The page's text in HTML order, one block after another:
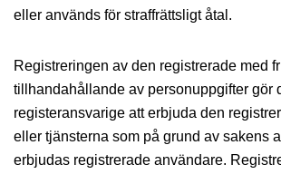
eller används för straffrättsligt åtal.
Registreringen av den registrerade med
tillhandahållande av personuppgifter gör
registeransvarige att erbjuda den
eller tjänsterna som på grund av sakens
erbjudas registrerade användare.